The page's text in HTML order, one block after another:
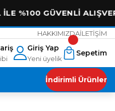
ALIŞVERİŞ
HAKKIMIZDAİLETİŞİM
Giriş Yap
Yeni üyelik
Sepetim
İndirimli Ürünler